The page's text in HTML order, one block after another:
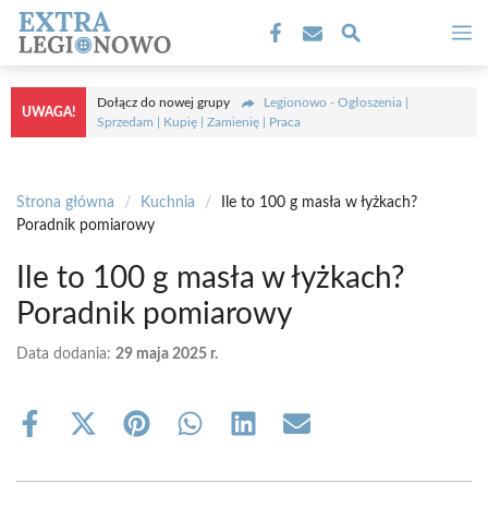
Przejdź
treści
UWAGA!
Dołącz do nowej grupy
Legionowo - Ogłoszenia |
Sprzedam | Kupię | Zamienię | Praca
Strona główna / Kuchnia /
Ile to 100 g masła w łyżkach?
Poradnik pomiarowy
Ile to 100 g masła w łyżkach?
Poradnik pomiarowy
Data dodania: 29 maja 2025 r.
Share
Share
(Twitter)
Share Share Share Share